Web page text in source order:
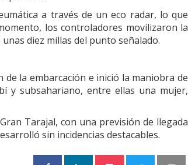
a través de un eco radar, lo que
los controladores movilizaron la
diez millas del punto señalado.
la embarcación e inició la maniobra de
y subsahariano, entre ellas una mujer,
Tarajal, con una previsión de llegada
sin incidencias destacables.